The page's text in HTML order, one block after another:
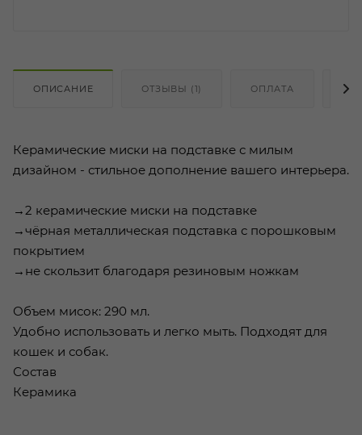
ОПИСАНИЕ ОТЗЫВЫ (1) ОПЛАТА
Керамические миски на подставке с милым
дизайном - стильное дополнение вашего интерьера.
→2 керамические миски на подставке
→чёрная металлическая подставка с порошковым
покрытием
→не скользит благодаря резиновым ножкам
Объем мисок: 290 мл.
Удобно использовать и легко мыть. Подходят для
кошек и собак.
Состав
Керамика